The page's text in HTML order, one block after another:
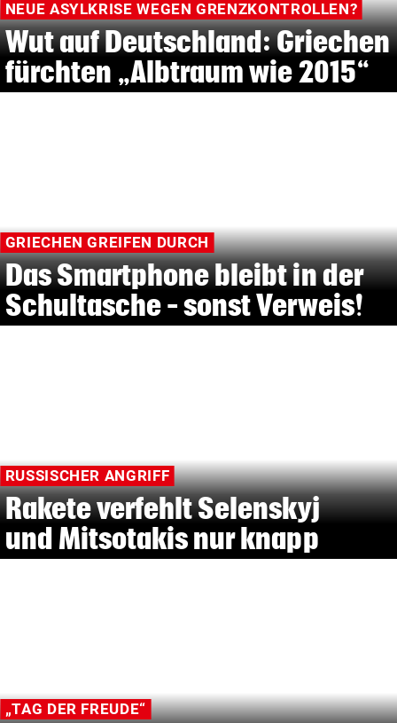
NEUE ASYLKRISE WEGEN GRENZKONTROLLEN?
Wut auf Deutschland: Griechen
fürchten „Albtraum wie 2015“
GRIECHEN GREIFEN DURCH
Das Smartphone bleibt in der
Schultasche – sonst Verweis!
RUSSISCHER ANGRIFF
Rakete verfehlt Selenskyj
und Mitsotakis nur knapp
„TAG DER FREUDE“